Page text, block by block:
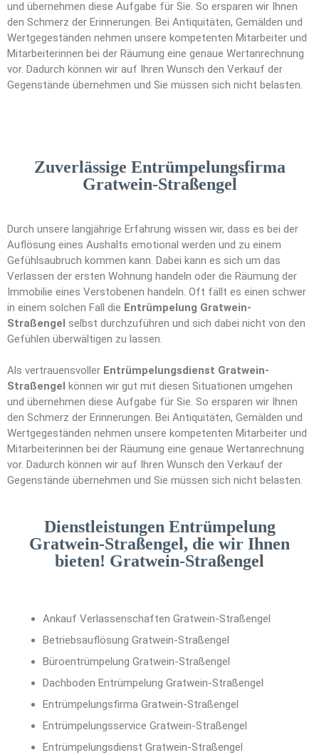
und übernehmen diese Aufgabe für Sie. So ersparen wir Ihnen
den Schmerz der Erinnerungen. Bei Antiquitäten, Gemälden und
Wertgegeständen nehmen unsere kompetenten Mitarbeiter und
Mitarbeiterinnen bei der Räumung eine genaue Wertanrechnung
vor. Dadurch können wir auf Ihren Wunsch den Verkauf der
Gegenstände übernehmen und Sie müssen sich nicht belasten.
Zuverlässige Entrümpelungsfirma
Gratwein-Straßengel
Durch unsere langjährige Erfahrung wissen wir, dass es bei der
Auflösung eines Aushalts emotional werden und zu einem
Gefühlsaubruch kommen kann. Dabei kann es sich um das
Verlassen der ersten Wohnung handeln oder die Räumung der
Immobilie eines Verstobenen handeln. Oft fällt es einen schwer
in einem solchen Fall die Entrümpelung Gratwein-
Straßengel selbst durchzuführen und sich dabei nicht von den
Gefühlen überwältigen zu lassen.
Als vertrauensvoller Entrümpelungsdienst Gratwein-
Straßengel
können wir gut mit diesen Situationen umgehen
und übernehmen diese Aufgabe für Sie. So ersparen wir Ihnen
den Schmerz der Erinnerungen. Bei Antiquitäten, Gemälden und
Wertgegeständen nehmen unsere kompetenten Mitarbeiter und
Mitarbeiterinnen bei der Räumung eine genaue Wertanrechnung
vor. Dadurch können wir auf Ihren Wunsch den Verkauf der
Gegenstände übernehmen und Sie müssen sich nicht belasten.
Dienstleistungen Entrümpelung
Gratwein-Straßengel, die wir Ihnen
bieten! Gratwein-Straßengel
Ankauf Verlassenschaften Gratwein-Straßengel
Betriebsauflösung Gratwein-Straßengel
Büroentrümpelung Gratwein-Straßengel
Dachboden Entrümpelung Gratwein-Straßengel
Entrümpelungsfirma Gratwein-Straßengel
Entrümpelungsservice Gratwein-Straßengel
Entrümpelungsdienst Gratwein-Straßengel